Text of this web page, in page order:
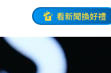
看新聞換好禮